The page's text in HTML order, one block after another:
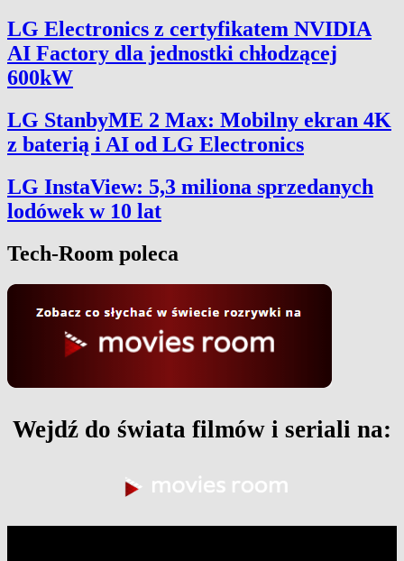
LG Electronics z certyfikatem NVIDIA
AI Factory dla jednostki chłodzącej
600kW
LG StanbyME 2 Max: Mobilny ekran 4K
z baterią i AI od LG Electronics
LG InstaView: 5,3 miliona sprzedanych
lodówek w 10 lat
Tech-Room poleca
Wejdź do świata filmów i seriali na: